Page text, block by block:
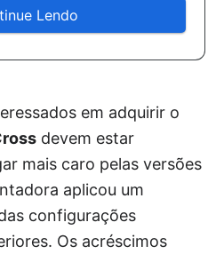
Lendo
em adquirir o
devem estar
mais caro pelas versões
aplicou um
configurações
Os acréscimos